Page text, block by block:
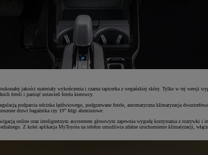
jakości materiały wykończenia i czarna tapicerka z wegańskiej skóry. Tylko w tej wersji
foteli i pamięć ustawień fotela kierowcy.
podparcia odcinka lędźwiowego, podgrzewane fotele, automatyczna klimatyzacja
drzwi bagażnika czy 19" felgi aluminiowe.
online oraz inteligentnym asystentem głosowym zapewnia wygodę korzystania z rozrywki i
Z kolei aplikacja MyToyota na telefon umożliwia zdalne uruchomienie klimatyzacji,